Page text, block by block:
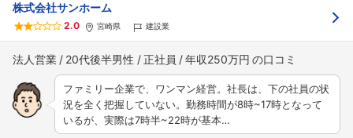
株式会社サンホーム
2.0 宮崎県 建設業
法人営業 20代後半男性 正社員 年収250万円
ファミリー企業で、ワンマン経営。社長は、下の社員の状
況を全く把握していない。勤務時間が8時~17時となって
いるが、実際は7時半~22時が基本…